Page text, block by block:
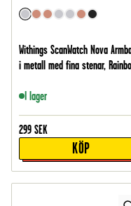
Withings ScanWatch Nova
i metall med fina stenar,
I lager
299 SEK
KÖP